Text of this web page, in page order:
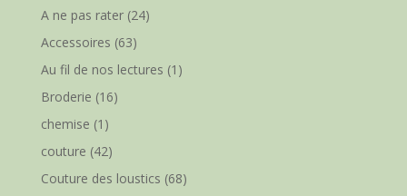
A ne pas rater(24)
Accessoires (63)
Au fil de nos lectures (1)
Broderie (16)
chemise (1)
couture (42)
Couture des loustics (68)